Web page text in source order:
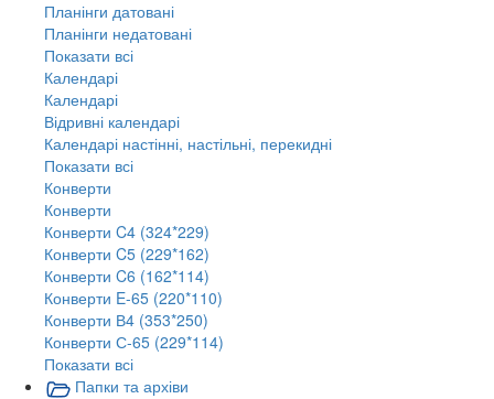
Планінги датовані
Планінги недатовані
Показати всі
Календарі
Календарі
Відривні календарі
Календарі настінні, настільні, перекидні
Показати всі
Конверти
Конверти
Конверти C4 (324*229)
Конверти C5 (229*162)
Конверти C6 (162*114)
Конверти E-65 (220*110)
Конверти В4 (353*250)
Конверти С-65 (229*114)
Показати всі
Папки та архіви